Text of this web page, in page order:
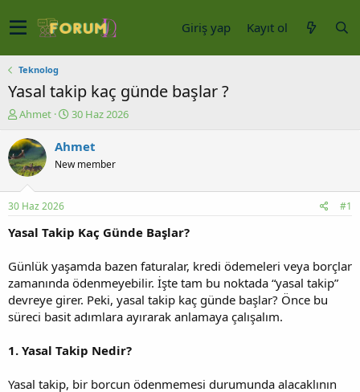
Giriş yap Kayıt ol
Teknolog
Yasal takip kaç günde başlar ?
K
n
u
y
b
a
ş
t
a
n
Ahmet
B
ş
a
ç
r
i
h
30 Haz 2026
Ahmet
New member
30 Haz 2026 #1
Yasal Takip Kaç Günde Başlar?
Günlük yaşamda bazen faturalar, kredi ödemeleri veya borçlar
zamanında ödenmeyebilir. İşte tam bu noktada “yasal takip”
devreye girer. Peki, yasal takip kaç günde başlar? Önce bu
süreci basit adımlara ayırarak anlamaya çalışalım.
1. Yasal Takip Nedir?
Yasal takip, bir borcun ödenmemesi durumunda alacaklının